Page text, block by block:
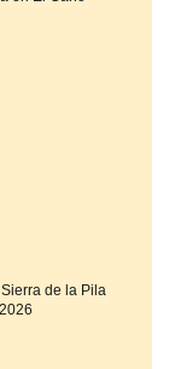
de la Pila